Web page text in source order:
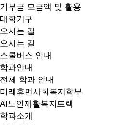
기부금 모금액 및 활용
대학기구
오시는 길
오시는 길
스쿨버스 안내
학과안내
전체 학과 안내
미래휴먼사회복지학부
AI노인재활복지트랙
학과소개